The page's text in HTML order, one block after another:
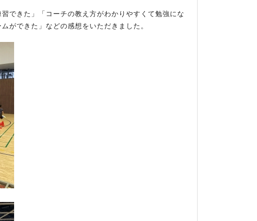
できた」「コーチの教え方がわかりやすくて勉強にな
ができた」などの感想をいただきました。